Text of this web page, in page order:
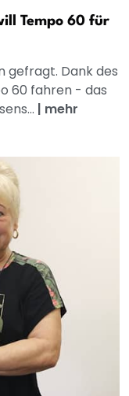
Tempo 60 für
gefragt. Dank des
60 fahren - das
| mehr